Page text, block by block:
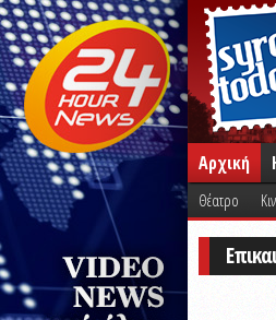
Αρχική
Θέατρο